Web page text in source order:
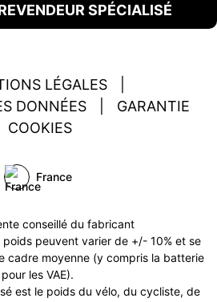
SPÉCIALISÉ
LÉGALES
DONNÉES
GARANTIE
COOKIES
France
conseillé du fabricant
peuvent varier de +/- 10% et se
cadre moyenne (y compris la batterie
pour les VAE).
est le poids du vélo, du cycliste, de